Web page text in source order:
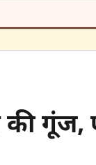
की